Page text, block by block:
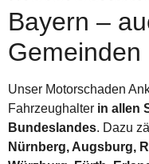
Bayern –
Gemeinden
Unser Motorschaden
Fahrzeughalter in allen
Bundeslandes. Dazu
Nürnberg, Augsburg,